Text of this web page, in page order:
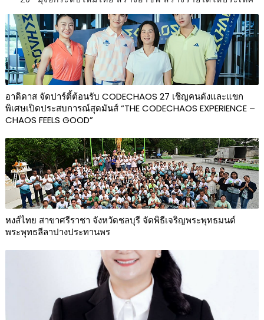
อาดิดาส จัดปาร์ตี้ต้อนรับ CODECHAOS 27 เชิญคนดังและแขก
พิเศษเปิดประสบการณ์สุดมันส์ “THE CODECHAOS EXPERIENCE –
CHAOS FEELS GOOD”
หงส์ไทย สาขาศรีราชา จังหวัดชลบุรี จัดพิธีเจริญพระพุทธมนต์
พระพุทธลีลาปางประทานพร